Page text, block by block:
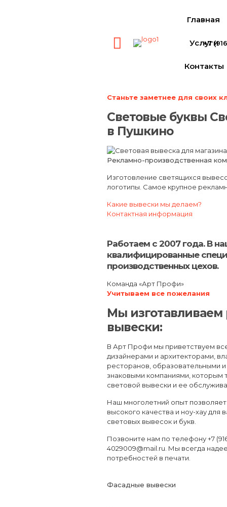
Главная
Услуги
Контакты
+7
Станьте заметнее для своих
Световые буквы
в Пушкино
Рекламно-производственная
Изготовление светящихся
логотипы. Самое крупное
Какие вывески мы делаем?
Контактная информация
Работаем с 2007 года. В
квалифицированные
производственных цехов.
Команда «Арт Профи»
Учитываем все пожелания
Мы изготавливаем
вывески:
В Арт Профи мы приветствуем
дизайнерами и архитекторами,
ресторанов, образовательными
знаковыми компаниями, которым
световой вывески и ее
Наш многолетний опыт
высокого качества и ноу-хау для
световых вывесок и букв.
Позвоните нам по телефону +7
4029009@mail.ru. Мы всегда
потребностей в печати.
Фасадные вывески